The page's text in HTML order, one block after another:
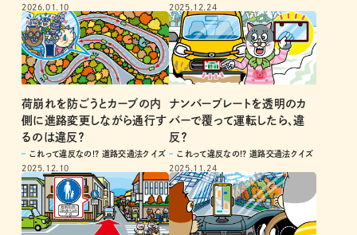
2026.01.10
2025.12.24
荷崩れを防ごうとカーブの内
側に進路変更しながら通行す
るのは違反？
これって違反なの!? 道路交通法クイズ
2025.12.10
ナンバープレートを透明のカ
バーで覆って運転したら、違
反？
これって違反なの!? 道路交通法クイズ
2025.11.24